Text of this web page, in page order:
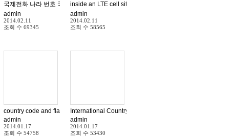
world telephone number By Country Name By Area Code Detail Area code
국제전화 나라 번호 국가번호 국가 이름 국가코드
admin
2014.02.11
조회 수 69345
admin
2014.02.11
조회 수 58565
Codes, ISO Country Codes
country code program
country code and flag
admin
2014.01.17
조회 수 54758
International Country Calling Codes and International
admin
2014.01.17
조회 수 53430